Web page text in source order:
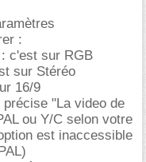
:
c'est sur RGB
sur Stéréo
16/9
"La video de
ou Y/C selon votre
est inaccessible